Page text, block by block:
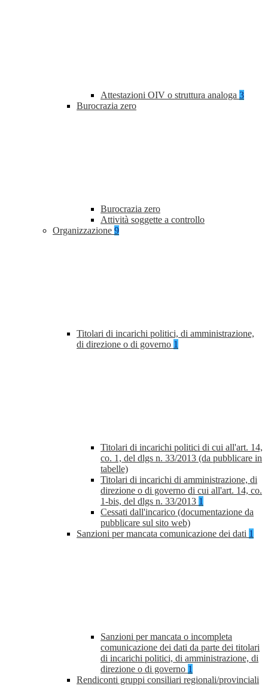
Attestazioni OIV o struttura analoga 3
Burocrazia zero
Burocrazia zero
Attività soggette a controllo
Organizzazione 9
Titolari di incarichi politici, di amministrazione,
di direzione o di governo 1
Titolari di incarichi politici di cui all'art. 14,
co. 1, del dlgs n. 33/2013 (da pubblicare in
tabelle)
Titolari di incarichi di amministrazione, di
direzione o di governo di cui all'art. 14, co.
1-bis, del dlgs n. 33/2013 1
Cessati dall'incarico (documentazione da
pubblicare sul sito web)
Sanzioni per mancata comunicazione dei dati 1
Sanzioni per mancata o incompleta
comunicazione dei dati da parte dei titolari
di incarichi politici, di amministrazione, di
direzione o di governo 1
Rendiconti gruppi consiliari regionali/provinciali